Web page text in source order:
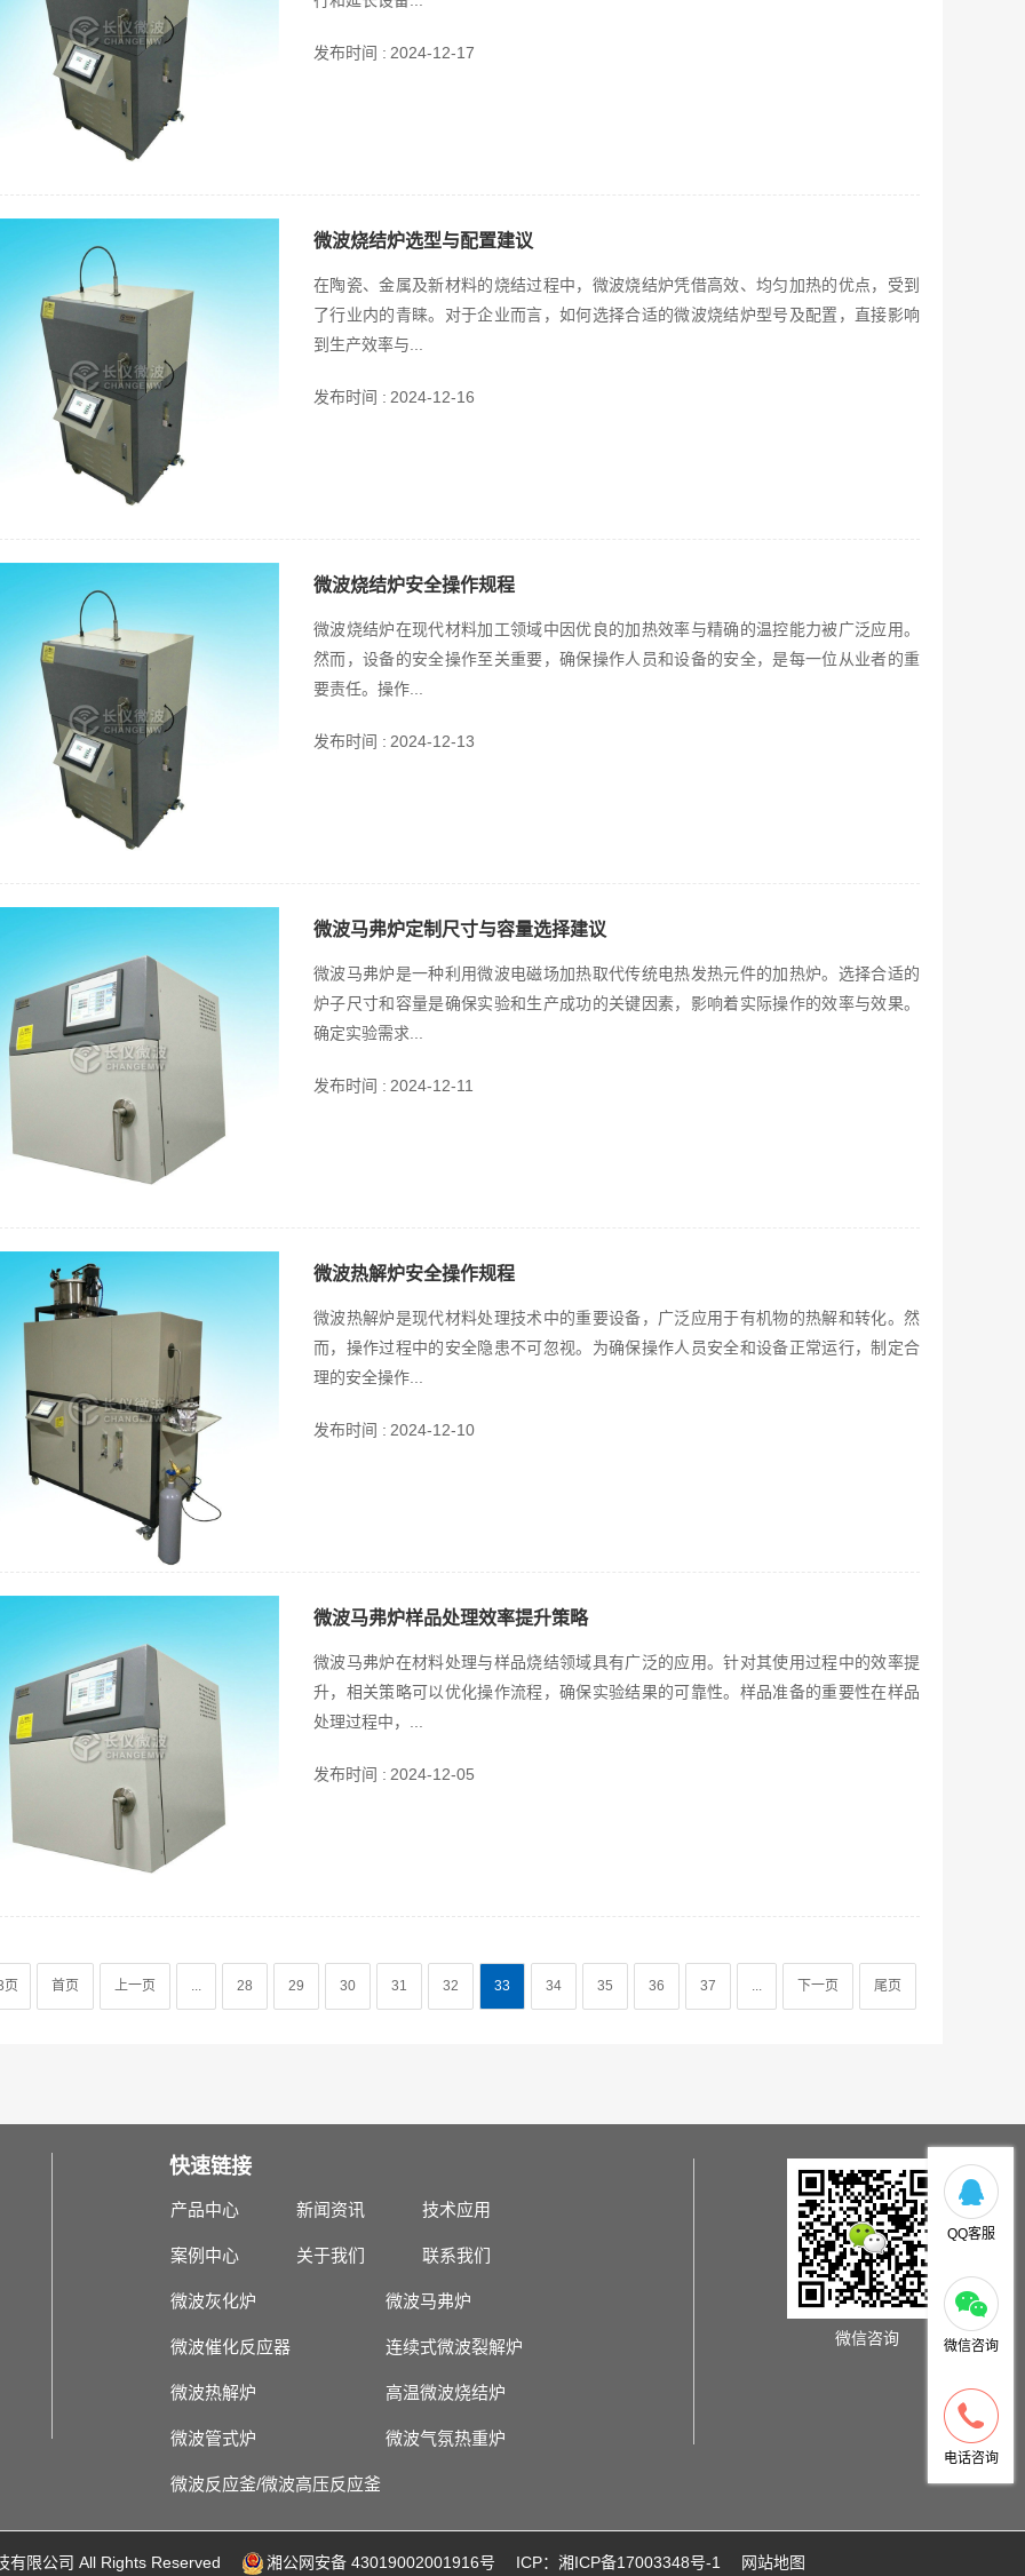
发布时间 : 2024-12-17
微波烧结炉选型与配置建议
在陶瓷、金属及新材料的烧结过程中，微波烧结炉凭借高效、均匀加热的优点，受到
了行业内的青睐。对于企业而言，如何选择合适的微波烧结炉型号及配置，直接影响
到生产效率与...
发布时间 : 2024-12-16
微波烧结炉安全操作规程
微波烧结炉在现代材料加工领域中因优良的加热效率与精确的温控能力被广泛应用。
然而，设备的安全操作至关重要，确保操作人员和设备的安全，是每一位从业者的重
要责任。操作...
发布时间 : 2024-12-13
微波马弗炉定制尺寸与容量选择建议
微波马弗炉是一种利用微波电磁场加热取代传统电热发热元件的加热炉。选择合适的
炉子尺寸和容量是确保实验和生产成功的关键因素，影响着实际操作的效率与效果。
确定实验需求...
发布时间 : 2024-12-11
微波热解炉安全操作规程
微波热解炉是现代材料处理技术中的重要设备，广泛应用于有机物的热解和转化。然
而，操作过程中的安全隐患不可忽视。为确保操作人员安全和设备正常运行，制定合
理的安全操作...
发布时间 : 2024-12-10
微波马弗炉样品处理效率提升策略
微波马弗炉在材料处理与样品烧结领域具有广泛的应用。针对其使用过程中的效率提
升，相关策略可以优化操作流程，确保实验结果的可靠性。样品准备的重要性在样品
处理过程中，...
发布时间 : 2024-12-05
页 首页 上一页 ... 28 29 30 31 32 33 34 35 36 37 ... 下一页 尾页
快速链接
产品中心 新闻资讯 技术应用
案例中心 关于我们 联系我们
微波灰化炉 微波马弗炉
微波催化反应器 连续式微波裂解炉
微波热解炉 高温微波烧结炉
微波管式炉 微波气氛热重炉
微波反应釜/微波高压反应釜
微信咨询
限公司 All Rights Reserved 湘公网安备 43019002001916号 ICP：湘ICP备17003348号-1 网站地图
QQ客服
微信咨询
电话咨询